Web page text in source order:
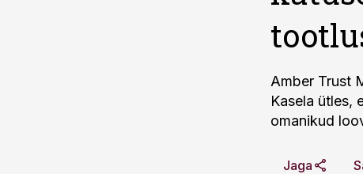
Amber Trust
Kasela ütles,
omanikud
Jaga